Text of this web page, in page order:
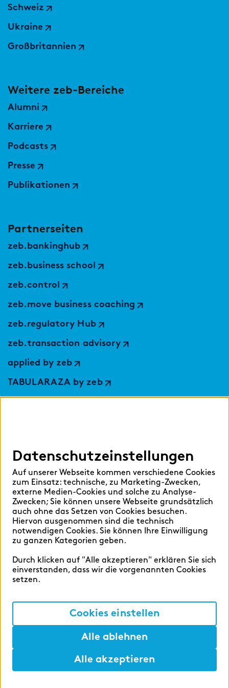
Schweiz
Ukraine
Großbritannien
Weitere zeb-Bereiche
Alumni
Karriere
Podcasts
Presse
Publikationen
Partnerseiten
zeb.bankinghub
zeb.business school
zeb.control
zeb.move business coaching
zeb.regulatory Hub
zeb.transaction advisory
applied by zeb
TABULARAZA by zeb
Hilfen
Sprache auswählen:
Deutsch English
©2026 zeb
Datenschutz
Datenschutzeinstellungen
Auf unserer Webseite kommen verschiedene Cookies
zum Einsatz: technische, zu Marketing-Zwecken,
externe Medien-Cookies und solche zu Analyse-
Zwecken; Sie können unsere Webseite grundsätzlich
auch ohne das Setzen von Cookies besuchen.
Hiervon ausgenommen sind die technisch
notwendigen Cookies. Sie können Ihre Einwilligung
zu ganzen Kategorien geben.
Durch klicken auf "Alle akzeptieren" erklären Sie sich
einverstanden, dass wir die vorgenannten Cookies
setzen.
Cookies einstellen
Alle ablehnen
Alle akzeptieren